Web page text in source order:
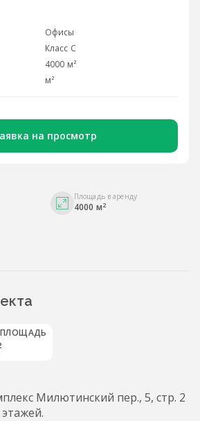
Офисы
Класс С
4000 м²
м²
на просмотр
Площадь в аренду
4000 м2
ПЛОЩАДЬ
Милютинский пер., 5, стр. 2